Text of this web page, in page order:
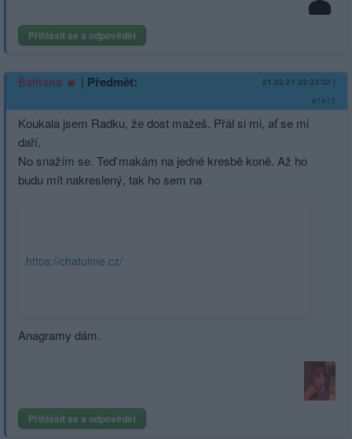
Přihlásit se a odpovědět
Balhana | Předmět: 21.02.21 23:33:32 |
#1413
Koukala jsem Radku, že dost mažeš. Přál si mi, ať se mi
daří.
No snažím se. Teď makám na jedné kresbě koně. Až ho
budu mít nakreslený, tak ho sem na
https://chatujme.cz/
Anagramy dám.
Přihlásit se a odpovědět